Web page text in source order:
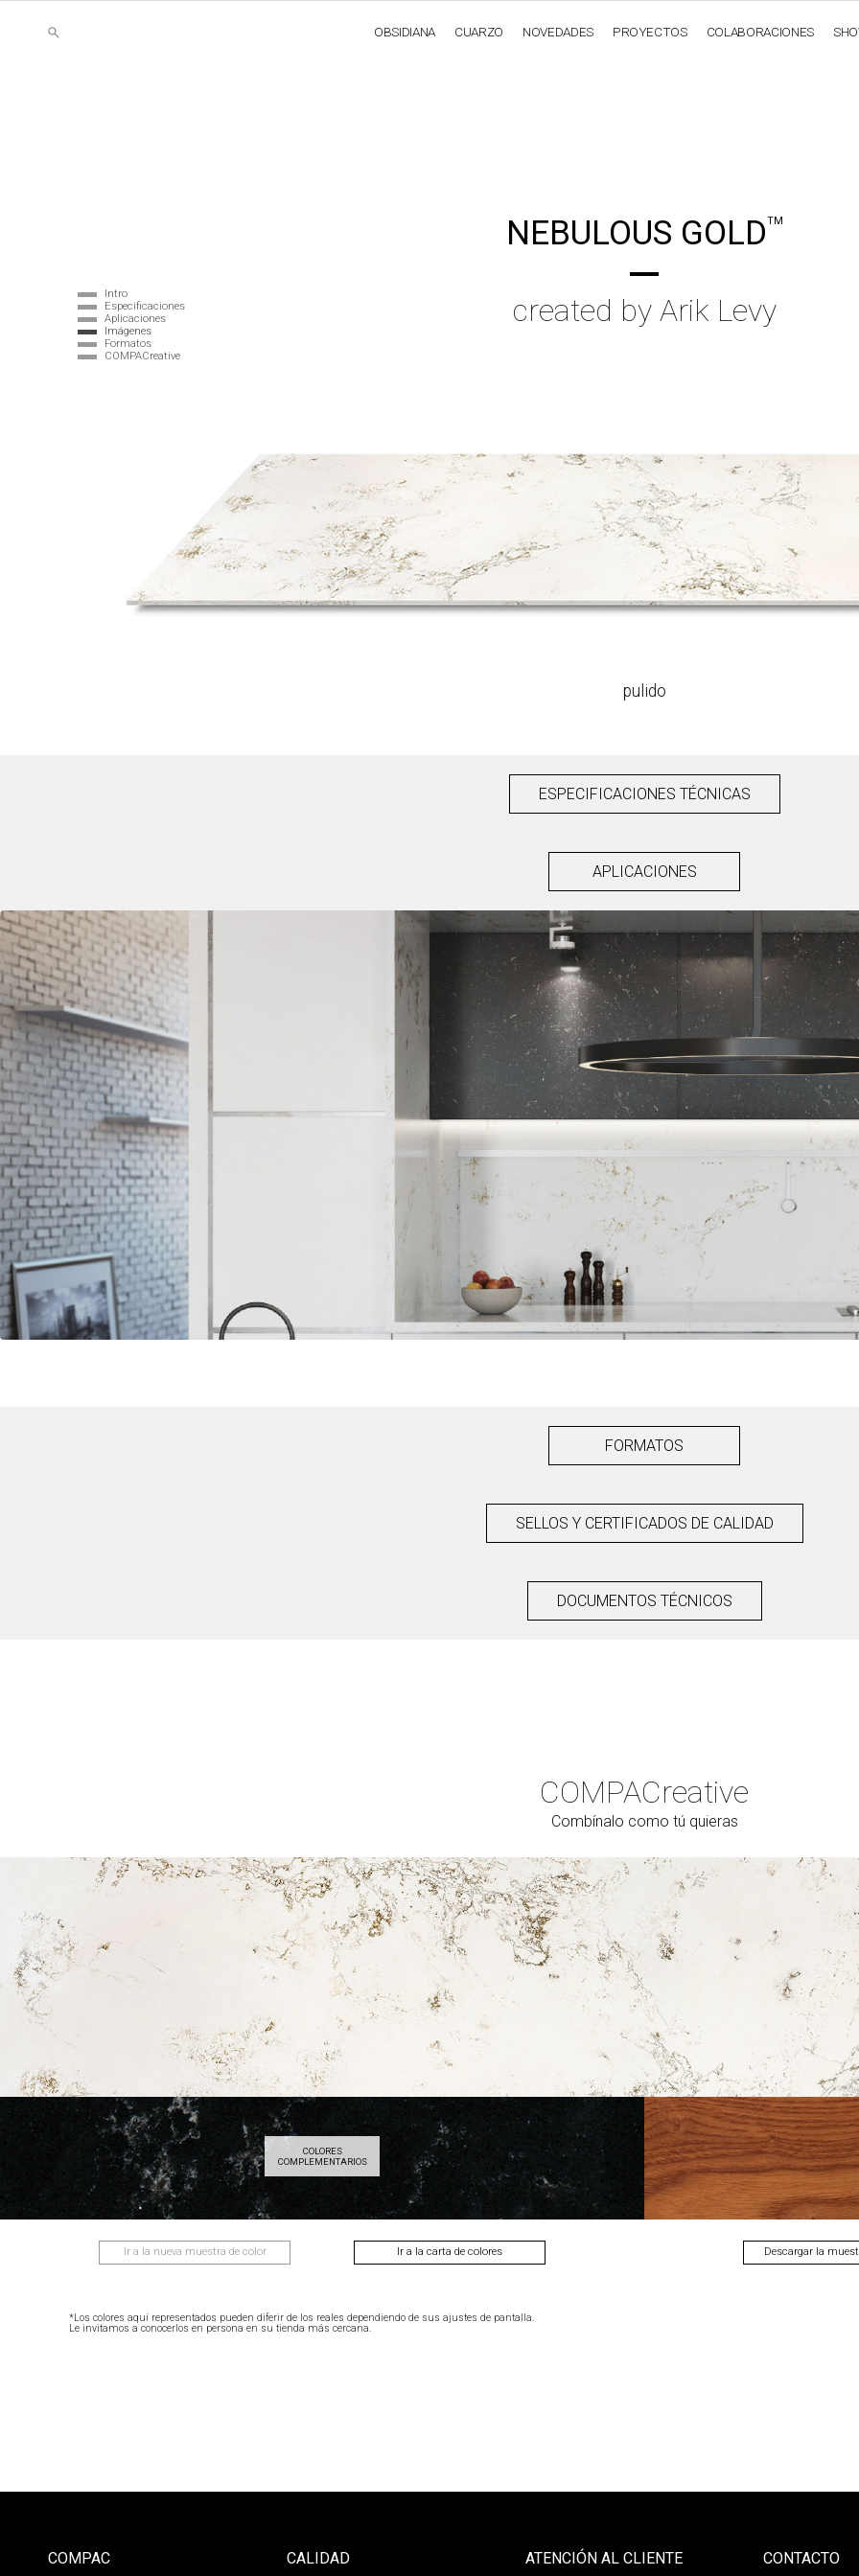
OBSIDIANA CUARZO NOVEDADES PROYECTOS COLABORACIONES
Intro
Especificaciones
Aplicaciones
Imágenes
Formatos
COMPACreative
NEBULOUS GOLDTM
created by Arik Levy
pulido
ESPECIFICACIONES TÉCNICAS
APLICACIONES
FORMATOS
SELLOS Y CERTIFICADOS DE CALIDAD
DOCUMENTOS TÉCNICOS
COMPACreative
Combínalo como tú quieras
Cerrar
COLORES
COMPLEMENTARIOS
Ir a la nueva muestra de color Ir a la carta de colores Descargar la
*Los colores aquí representados pueden diferir de los reales dependiendo de sus ajustes de pantalla.
Le invitamos a conocerlos en persona en su tienda más cercana.
COMPAC CALIDAD ATENCIÓN AL CLIENTE CONTACTO